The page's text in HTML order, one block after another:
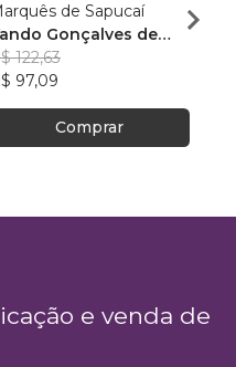
de Sapucaí
Gonçalves de
122,63
97,09
Comprar
R$
e venda de